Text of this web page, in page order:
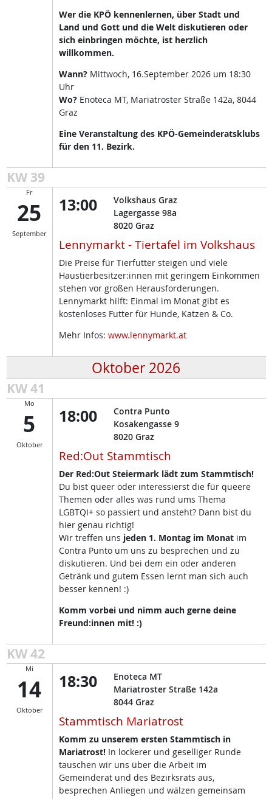
Wer die KPÖ kennenlernen, über Stadt und
Land und Gott und die Welt diskutieren oder
sich einbringen möchte, ist herzlich
willkommen.
Wann?Mittwoch, 16.September 2026 um 18:30
Uhr
Wo?Enoteca MT, Mariatroster Straße 142a, 8044
Graz
Eine Veranstaltung des KPÖ-Gemeinderatsklubs
für den 11. Bezirk.
KW 39
Fr
25
September
13:00
Volkshaus Graz
Lagergasse 98a
8020 Graz
Lennymarkt - Tiertafel im Volkshaus
Die Preise für Tierfutter steigen und viele
Haustierbesitzer:innen mit geringem Einkommen
stehen vor großen Herausforderungen.
Lennymarkt hilft: Einmal im Monat gibt es
kostenloses Futter für Hunde, Katzen & Co.
Mehr Infos: www.lennymarkt.at
Oktober 2026
KW 41
Mo
5
Oktober
18:00
Contra Punto
Kosakengasse 9
8020 Graz
Red:Out Stammtisch
Der Red:Out Steiermark lädt zum Stammtisch!
Du bist queer oder interessierst die für queere
Themen oder alles was rund ums Thema
LGBTQI+ so passiert und ansteht? Dann bist du
hier genau richtig!
Wir treffen uns jeden 1. Montag im Monatim
Contra Punto um uns zu besprechen und zu
diskutieren. Und bei dem ein oder anderen
Getränk und gutem Essen lernt man sich auch
besser kennen! :)
Komm vorbei und nimm auch gerne deine
Freund:innen mit! :)
KW 42
Mi
14
Oktober
18:30
Enoteca MT
Mariatroster Straße 142a
8044 Graz
Stammtisch Mariatrost
Komm zu unserem ersten Stammtisch in
Mariatrost! In lockerer und geselliger Runde
tauschen wir uns über die Arbeit im
Gemeinderat und des Bezirksrats aus,
besprechen Anliegen und wälzen gemeinsam